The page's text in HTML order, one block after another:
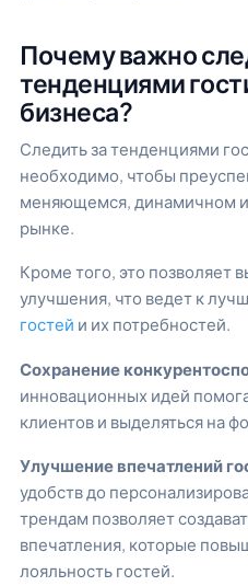
Почему важно
тенденциями
бизнеса?
Следить за тенденциями
необходимо, чтобы
меняющемся, динамичном
рынке.
Кроме того, это позволяет
улучшения, что ведет к
гостей и их потребностей.
Сохранение
инновационных идей
клиентов и выделяться на
Улучшение впечатлений
удобств до
трендам позволяет
впечатления, которые
лояльность гостей.